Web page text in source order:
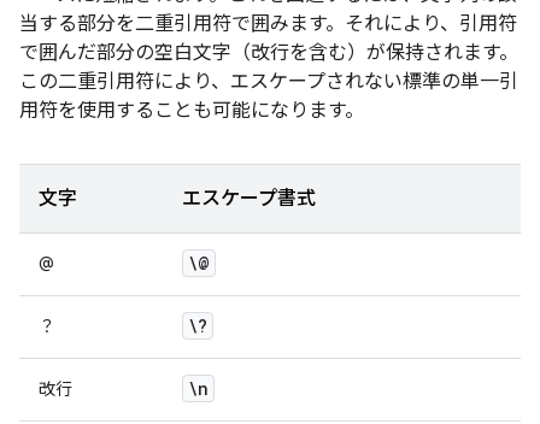
当する部分を二重引用符で囲みます。それにより、引用符
で囲んだ部分の空白文字（改行を含む）が保持されます。
この二重引用符により、エスケープされない標準の単一引
用符を使用することも可能になります。
文字 エスケープ書式
@ \@
？ \?
改行 \n